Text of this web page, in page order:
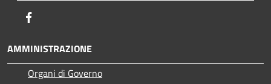
AMMINISTRAZIONE
Organi di Governo